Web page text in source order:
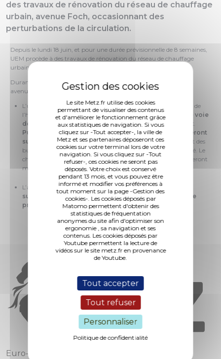
Le site Metz.fr utilise des cookies
permettant de visualiser des contenus
et d'améliorer le fonctionnement grâce
aux statistiques de navigation. Si vous
cliquez sur -Tout accepter-, la ville de
Metz et ses partenaires déposeront ces
cookies sur votre terminal lors de votre
navigation. Si vous cliquez sur -Tout
refuser-, ces cookies ne seront pas
déposés. Votre choix est conservé
pendant 13 mois, et vous pouvez être
informé et modifier vos préférences à
tout moment sur la page -Gestion des
cookies-. Les cookies déposés par
Matomo permettent d'obtenir des
statistiques de fréquentation
anonymes du site afin d'optimiser son
ergonomie , sa navigation et ses
contenus. Les cookies déposés par
Youtube permettent la lecture de
vidéos sur le site metz.fr en provenance
de Youtube.
Tout accepter
Tout refuser
Personnaliser
Politique de confidentialité
des travaux de rénovation du réseau de chauffage
urbain, avenue Foch, occasionnant des
perturbations de la circulation.
Depuis le lundi 18 juin, et pour une durée prévisionnelle de 8 semaines,
UEM procède à des travaux de rénovation du réseau de chauffage
urbain avenue Foch.
Durant cette période, deux zones de chantier sont mises en place
avenue Foch.
L’une dans un tronçon compris entre le n°11 et le n°23 (angle de
l’hôtel Ibis). Au sein de cette zone,le stationnement et une voie
de circulation seront supprimés du 18 juin au 7 juillet.
Puis, le stationnement et deux voies de circulation seront
supprimés du 7 juillet jusqu’à la fin des travaux.
L’arrêt des
bus TIM situé à hauteur de l’hôtel Ibis sera déplacé à proximité. Le
cheminement piéton sur le trottoir et les accès des riverains seront
maintenus.
L’autre à hauteur du square Camoufle, entraînant
suppression d’une voie de circulation pour une durée
prévisionnelle de 4 semaines, à partir du 7 juillet
Euro-Métropole de Metz